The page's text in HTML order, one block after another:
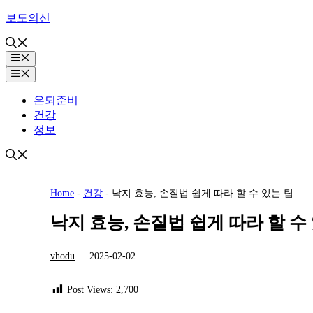
Skip
content
보도의신
Menu
Menu
은퇴준비
건강
정보
Home - 건강 - 낙지 효능, 손질법 쉽게 따라 할 수 있는 팁
낙지 효능, 손질법 쉽게 따라 할 수
vhodu 2025-02-02
Post Views: 2,700